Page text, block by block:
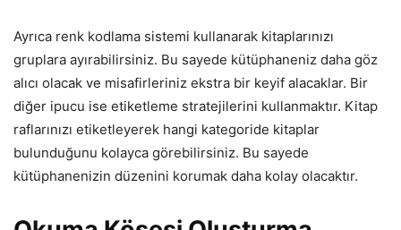
Ayrıca renk kodlama sistemi kullanarak kitaplarınızı
gruplara ayırabilirsiniz. Bu sayede kütüphaneniz daha göz
alıcı olacak ve misafirleriniz ekstra bir keyif alacaklar. Bir
diğer ipucu ise etiketleme stratejilerini kullanmaktır. Kitap
raflarınızı etiketleyerek hangi kategoride kitaplar
bulunduğunu kolayca görebilirsiniz. Bu sayede
kütüphanenizin düzenini korumak daha kolay olacaktır.